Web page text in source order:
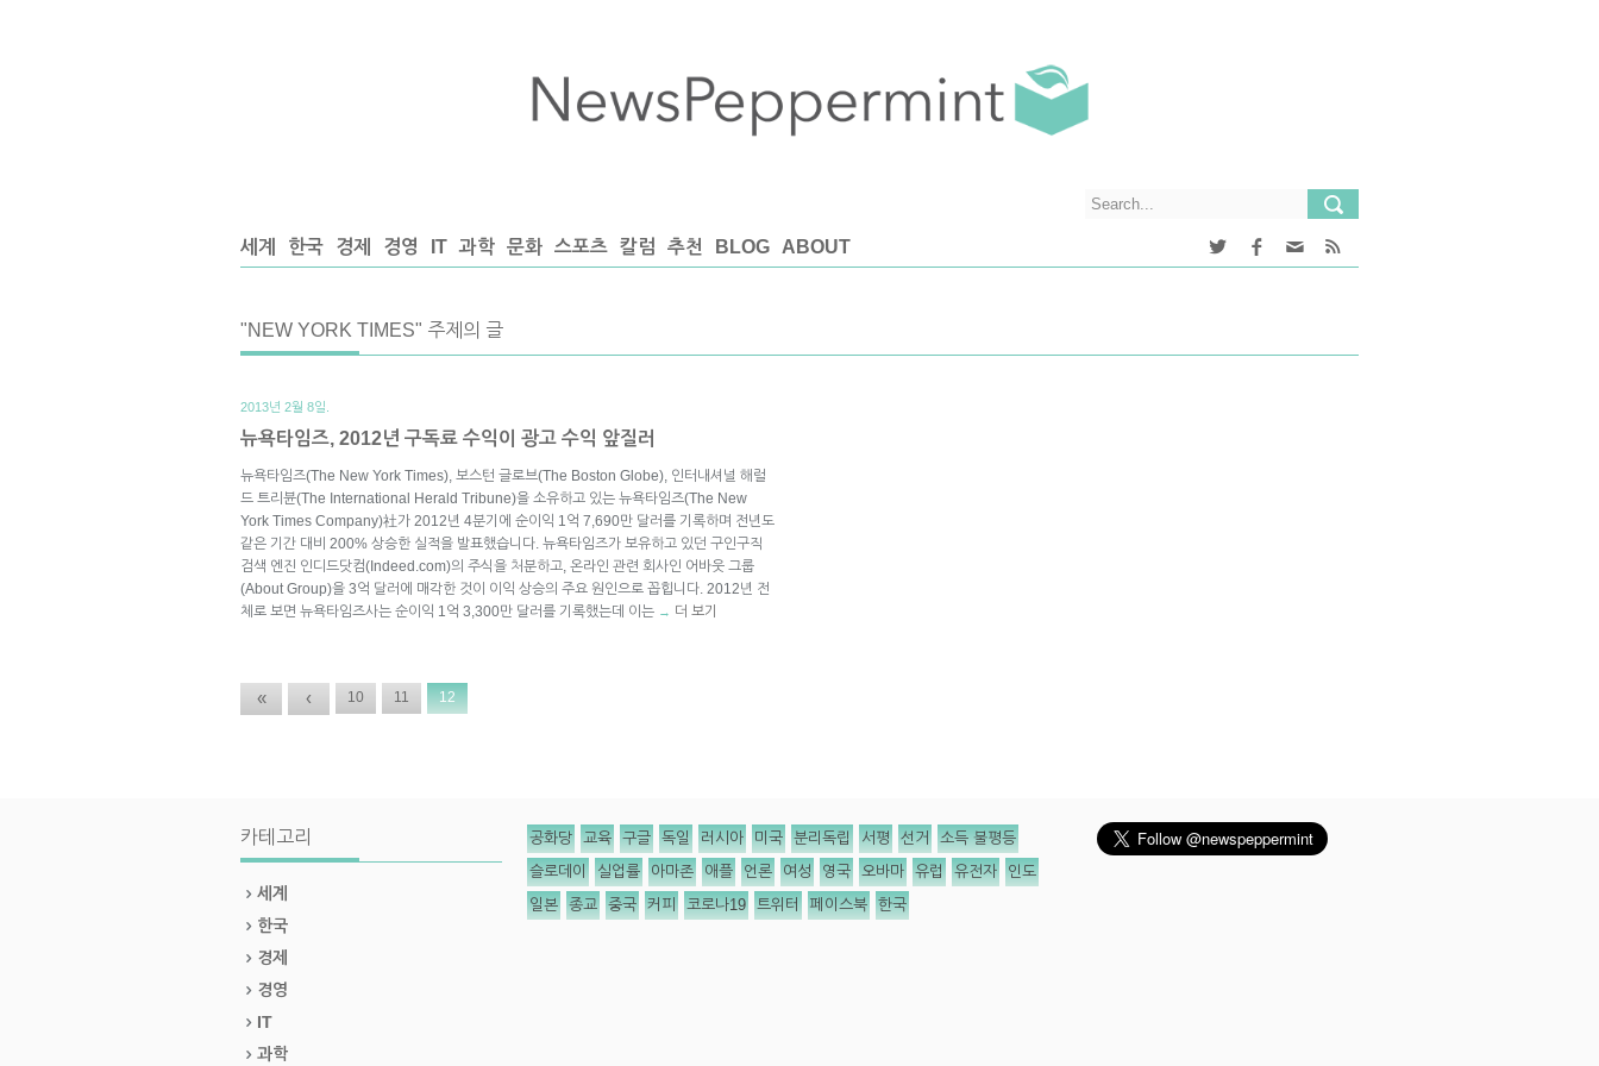
세계 한국 경제 경영 IT 과학 문화 스포츠 칼럼 추천 BLOG ABOUT
"NEW YORK TIMES" 주제의 글
2013년 2월 8일.
뉴욕타임즈, 2012년 구독료 수익이 광고 수익 앞질러
뉴욕타임즈(The New York Times), 보스턴 글로브(The Boston Globe), 인터내셔널 해럴
드 트리뷴(The International Herald Tribune)을 소유하고 있는 뉴욕타임즈(The New
York Times Company)社가 2012년 4분기에 순이익 1억 7,690만 달러를 기록하며 전년도
같은 기간 대비 200% 상승한 실적을 발표했습니다. 뉴욕타임즈가 보유하고 있던 구인구직
검색 엔진 인디드닷컴(Indeed.com)의 주식을 처분하고, 온라인 관련 회사인 어바웃 그룹
(About Group)을 3억 달러에 매각한 것이 이익 상승의 주요 원인으로 꼽힙니다. 2012년 전
체로 보면 뉴욕타임즈사는 순이익 1억 3,300만 달러를 기록했는데 이는 → 더 보기
« ‹ 10 11 12
카테고리
세계
한국
경제
경영
IT
과학
공화당 교육 구글 독일 러시아 미국 분리독립 서평 선거 소득 불평등
슬로데이 실업률 아마존 애플 언론 여성 영국 오바마 유럽 유전자 인도
일본 종교 중국 커피 코로나19 트위터 페이스북 한국